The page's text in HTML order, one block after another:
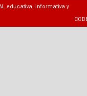
educativa, informativa y